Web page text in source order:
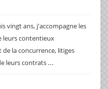
vingt ans, j'accompagne les
leurs contentieux
la concurrence, litiges
leurs contrats ...